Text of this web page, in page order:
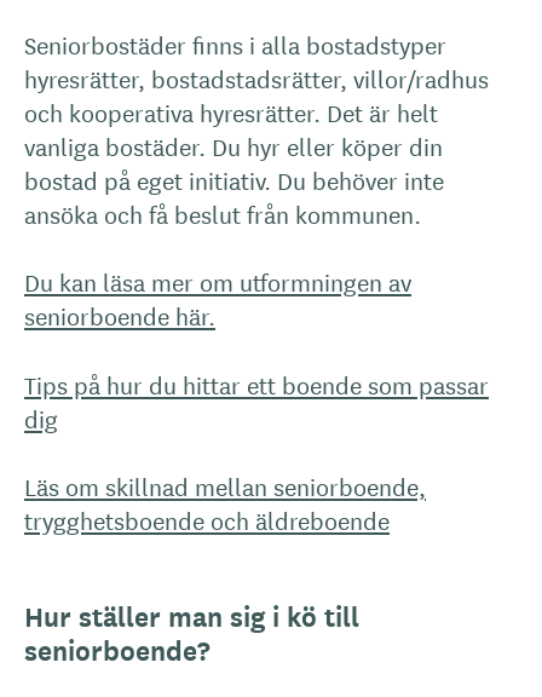
Seniorbostäder finns i alla bostadstyper
hyresrätter, bostadstadsrätter, villor/radhus
och kooperativa hyresrätter. Det är helt
vanliga bostäder. Du hyr eller köper din
bostad på eget initiativ. Du behöver inte
ansöka och få beslut från kommunen.
Du kan läsa mer om utformningen av
seniorboende här.
Tips på hur du hittar ett boende som passar
dig
Läs om skillnad mellan seniorboende,
trygghetsboende och äldreboende
Hur ställer man sig i kö till
seniorboende?